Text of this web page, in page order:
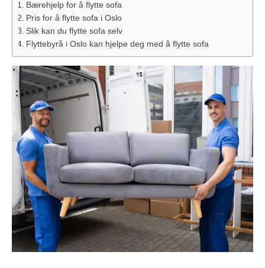
Bærehjelp for å flytte sofa
Pris for å flytte sofa i Oslo
Slik kan du flytte sofa selv
Flyttebyrå i Oslo kan hjelpe deg med å flytte sofa
Statistics
In order for
us to
improve the
website's
functionality
and
how the
website is
used.
Experience
In order for
our website
to perform
as well as
possible
during your
visit. If you
refuse these
cookies,
some
functionality
will
disappear
from the
website.
Marketing